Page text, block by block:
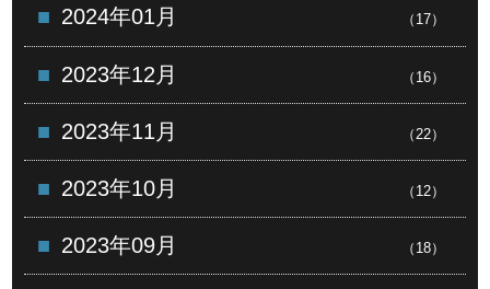
2024年01月 （17）
2023年12月 （16）
2023年11月 （22）
2023年10月 （12）
2023年09月 （18）